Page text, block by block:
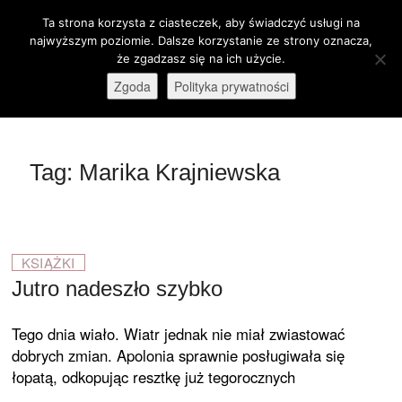
Otwórz pasek narzędzi
stare-kino.pl
ZAPRASZAMY
M
e
B
Tag: Marika Krajniewska
KSIĄŻKI
Jutro nadeszło szybko
Tego dnia wiało. Wiatr jednak nie miał zwiastować
dobrych zmian. Apolonia sprawnie posługiwała się
łopatą, odkopując resztkę już tegorocznych
Ta strona korzysta z ciasteczek, aby świadczyć usługi na
najwyższym poziomie. Dalsze korzystanie ze strony oznacza,
że zgadzasz się na ich użycie.
Zgoda Polityka prywatności